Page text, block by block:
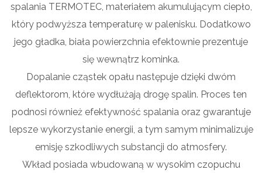
spalania TERMOTEC, materiałem akumulującym ciepło,
który podwyższa temperaturę w palenisku. Dodatkowo
jego gładka, biała powierzchnia efektownie prezentuje
się wewnątrz kominka.
Dopalanie cząstek opału następuje dzięki dwóm
deflektorom, które wydłużają drogę spalin. Proces ten
podnosi również efektywność spalania oraz gwarantuje
lepsze wykorzystanie energii, a tym samym minimalizuje
emisję szkodliwych substancji do atmosfery.
Wkład posiada wbudowaną w wysokim czopuchu